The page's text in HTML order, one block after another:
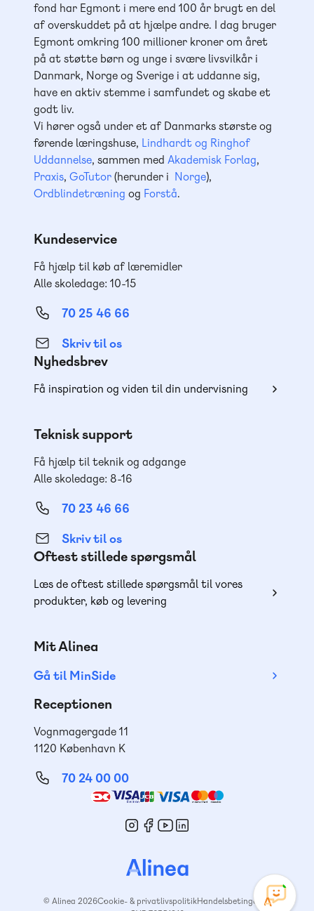
fond har Egmont i mere end 100 år brugt en del
af overskuddet på at hjælpe andre. I dag bruger
Egmont omkring 100 millioner kroner om året
på at støtte børn og unge i svære livsvilkår i
Danmark, Norge og Sverige i at uddanne sig,
have en aktiv stemme i samfundet og skabe et
godt liv.
Vi hører også under et af Danmarks største og
førende læringshuse, Lindhardt og Ringhof
Uddannelse, sammen med Akademisk Forlag,
Praxis, GoTutor(herunder i Norge),
Ordblindetræning og Forstå.
Kundeservice
Få hjælp til køb af læremidler
Alle skoledage: 10-15
70 25 46 66
Skriv til os
Nyhedsbrev
Få inspiration og viden til din undervisning
Teknisk support
Få hjælp til teknik og adgange
Alle skoledage: 8-16
70 23 46 66
Skriv til os
Oftest stillede spørgsmål
Læs de oftest stillede spørgsmål til vores
produkter, køb og levering
Mit Alinea
Gå til MinSide
Receptionen
Vognmagergade 11
1120 København K
70 24 00 00
© Alinea 2026Cookie- & privatlivspolitikHandelsbetingelser